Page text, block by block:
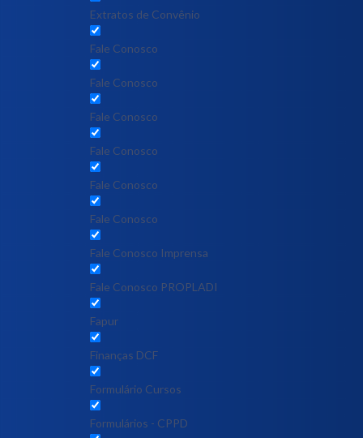
Extratos de Convênio
Fale Conosco
Fale Conosco
Fale Conosco
Fale Conosco
Fale Conosco
Fale Conosco
Fale Conosco Imprensa
Fale Conosco PROPLADI
Fapur
Finanças DCF
Formulário Cursos
Formulários - CPPD